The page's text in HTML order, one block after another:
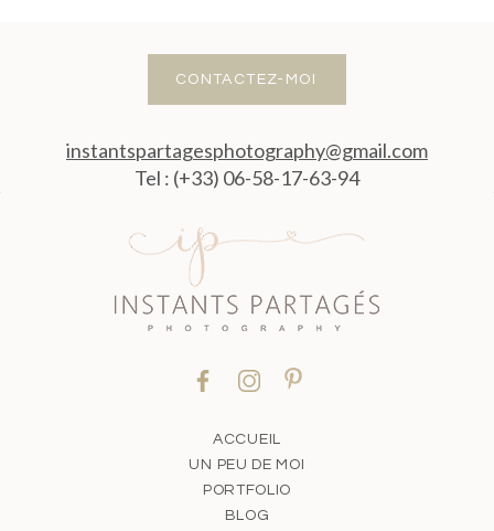
CONTACTEZ-MOI
instantspartagesphotography@gmail.com
Tel : (+33) 06-58-17-63-94
ACCUEIL
UN PEU DE MOI
PORTFOLIO
BLOG